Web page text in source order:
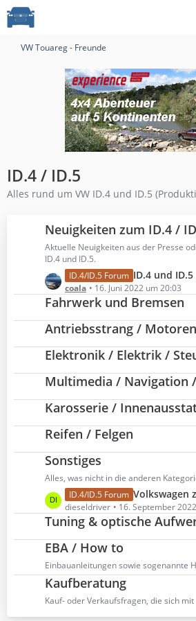
VW Touareg - Freunde
ID.4 / ID.5
Alles rund um VW ID.4 und ID.5
Neuigkeiten zum ID.4 /
Aktuelle Neuigkeiten aus der Presse
ID.4 und ID.5.
L
e
t
t
e
B
e
i
t
r
ä
g
e
ID.4/ID.5 Forum ID.4 und ID.5 GTX ab
coala 16. Juni 2022 um 20:03
Fahrwerk und Bremsen
Antriebsstrang /
Elektronik / Elektrik /
Multimedia / Navigation
Karosserie /
Reifen / Felgen
Sonstiges
Alles, was nicht in die anderen
L
e
t
t
e
B
e
i
ID.4/ID.5 Forum Volkswagen zeigt
dieseldriver 16. September
Tuning & optische
EBA / How to
Einbauanleitungen sowie sogenannte
Kaufberatung
Kauf- oder Verkaufsfragen, die sich